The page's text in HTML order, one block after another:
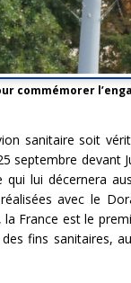
commémorer
sanitaire soit
septembre devant
lui décernera
avec le
France est le
fins sanitaires,